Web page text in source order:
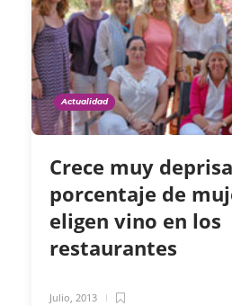
Actualidad
Crece muy
porcentaje de
eligen vino en los
restaurantes
Julio, 2013